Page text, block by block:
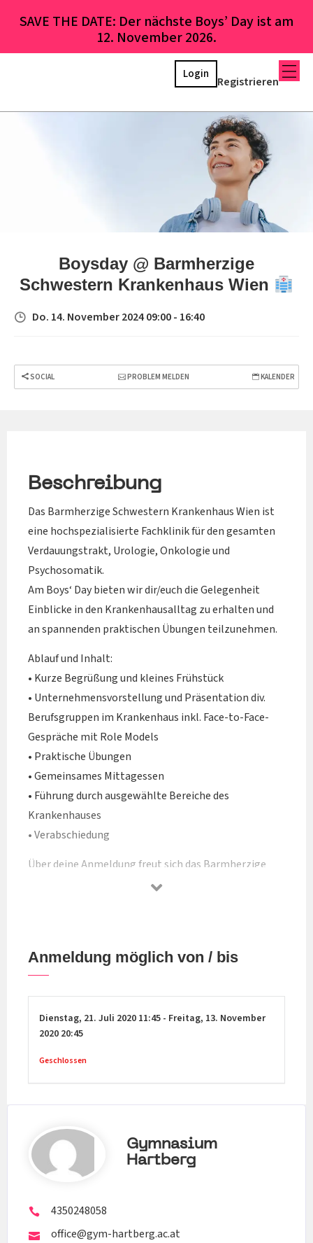
SAVE THE DATE: Der nächste Boys’ Day ist am
12. November 2026.
Registrieren
Login
Boysday @ Barmherzige
Schwestern Krankenhaus Wien
Do. 14. November 2024 09:00 - 16:40
SOCIAL PROBLEM MELDEN KALENDER
Beschreibung
Das Barmherzige Schwestern Krankenhaus Wien ist
eine hochspezialisierte Fachklinik für den gesamten
Verdauungstrakt, Urologie, Onkologie und
Psychosomatik.
Am Boys‘ Day bieten wir dir/euch die Gelegenheit
Einblicke in den Krankenhausalltag zu erhalten und
an spannenden praktischen Übungen teilzunehmen.
Ablauf und Inhalt:
• Kurze Begrüßung und kleines Frühstück
• Unternehmensvorstellung und Präsentation div.
Berufsgruppen im Krankenhaus inkl. Face-to-Face-
Gespräche mit Role Models
• Praktische Übungen
• Gemeinsames Mittagessen
• Führung durch ausgewählte Bereiche des
Krankenhauses
• Verabschiedung
Über deine Anmeldung freut sich das Barmherzige
Schwestern Krankenhaus Wien sehr.
Anmeldung möglich von / bis
Dienstag, 21. Juli 2020 11:45 - Freitag, 13. November
2020 20:45
Geschlossen
Gymnasium
Hartberg
4350248058
office@gym-hartberg.ac.at